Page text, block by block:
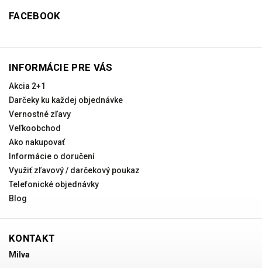
FACEBOOK
INFORMÁCIE PRE VÁS
Akcia 2+1
Darčeky ku každej objednávke
Vernostné zľavy
Veľkoobchod
Ako nakupovať
Informácie o doručení
Využiť zľavový / darčekový poukaz
Telefonické objednávky
Blog
KONTAKT
Milva